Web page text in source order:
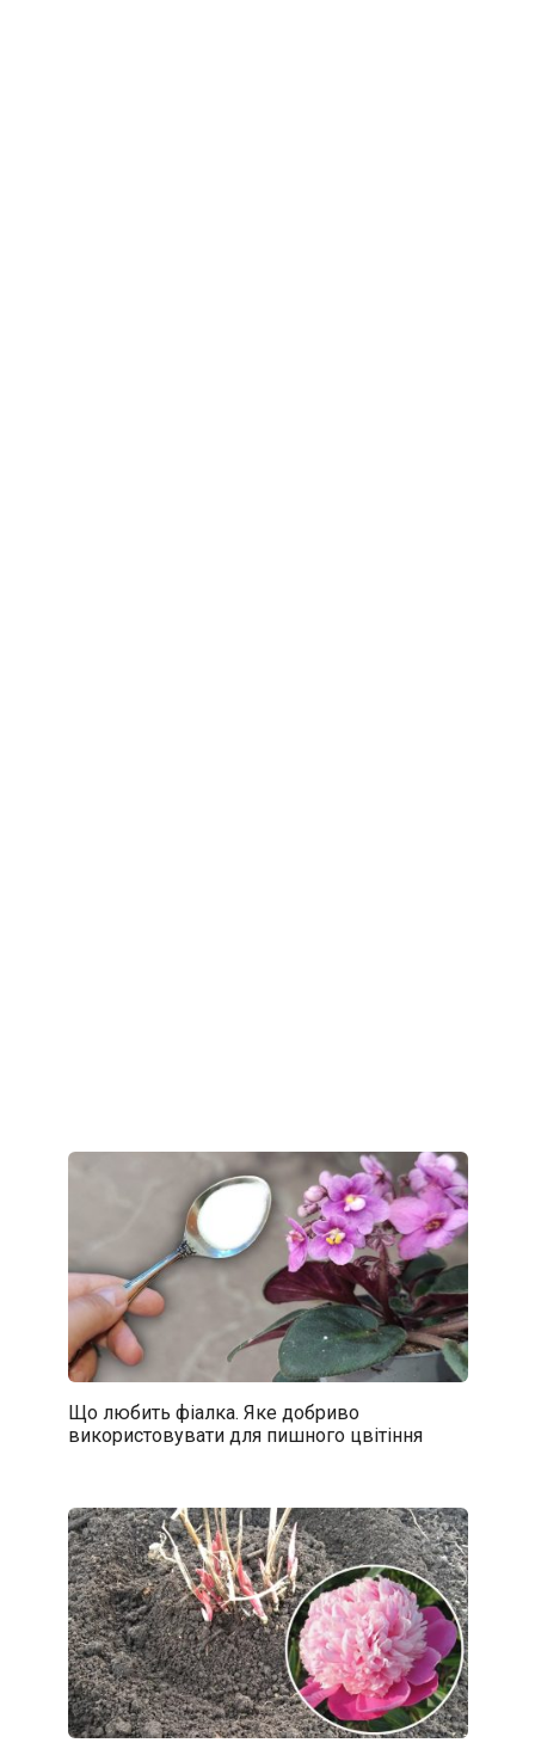
Що любить фіалка. Яке добриво
використовувати для пишного цвітіння